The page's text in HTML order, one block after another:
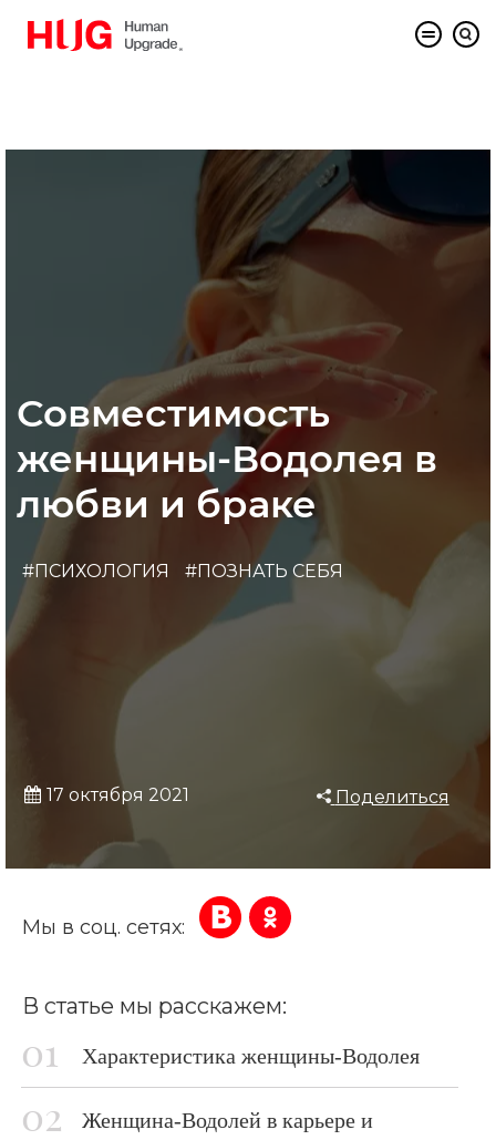
Совместимость
женщины-Водолея в
любви и браке
#ПСИХОЛОГИЯ #ПОЗНАТЬ СЕБЯ
17 октября 2021 Поделиться
Мы в соц. сетях:
В статье мы расскажем:
Характеристика женщины-Водолея
Женщина-Водолей в карьере и